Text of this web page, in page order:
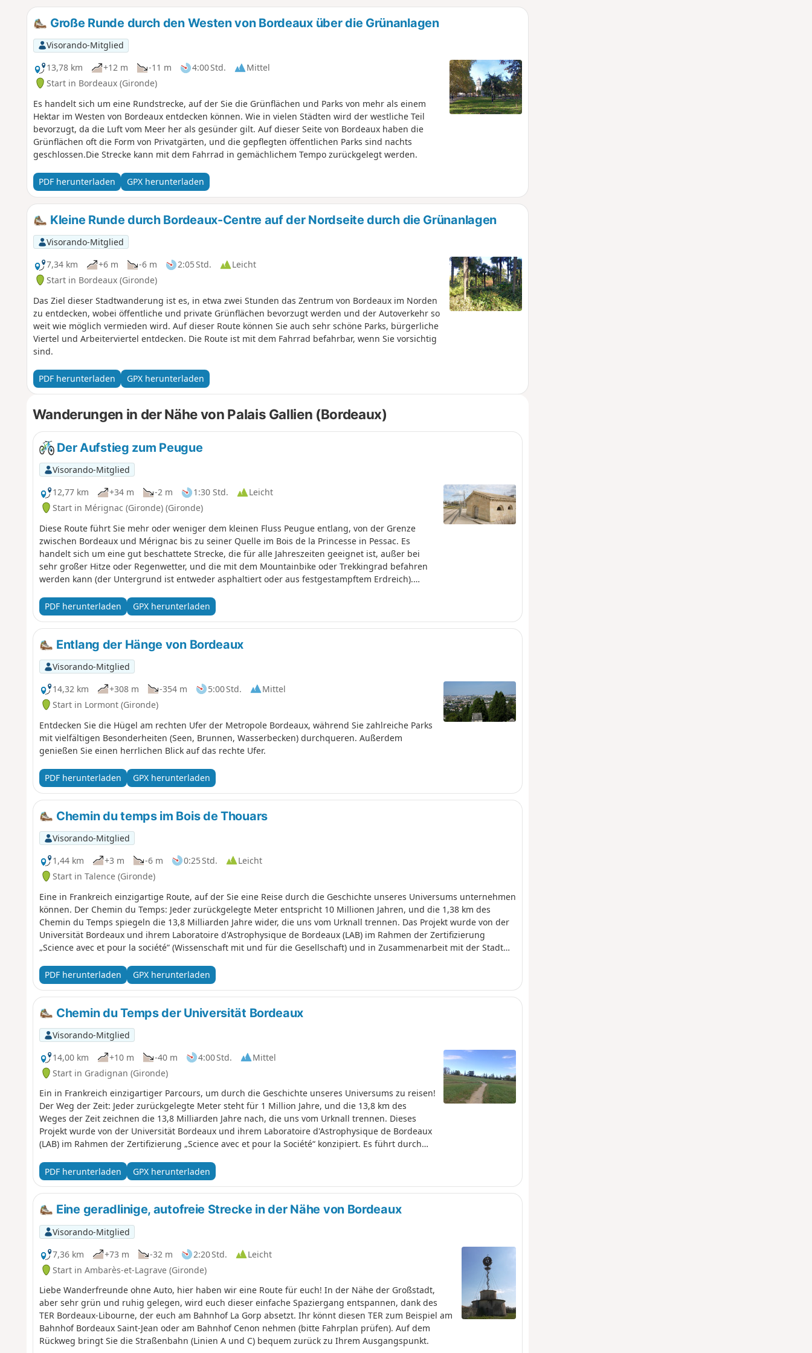
Große Runde durch den Westen von Bordeaux über die Grünanlagen
Visorando-Mitglied
13,78 km
+12 m -11 m 4:00 Std.
Mittel
Start in Bordeaux (Gironde)
Es handelt sich um eine Rundstrecke, auf der Sie die Grünflächen und Parks von mehr als einem
Hektar im Westen von Bordeaux entdecken können. Wie in vielen Städten wird der westliche Teil
bevorzugt, da die Luft vom Meer her als gesünder gilt. Auf dieser Seite von Bordeaux haben die
Grünflächen oft die Form von Privatgärten, und die gepflegten öffentlichen Parks sind nachts
geschlossen.Die Strecke kann mit dem Fahrrad in gemächlichem Tempo zurückgelegt werden.
PDF herunterladen GPX herunterladen
Kleine Runde durch Bordeaux-Centre auf der Nordseite durch die Grünanlagen
Visorando-Mitglied
7,34 km
+6 m -6 m 2:05 Std.
Leicht
Start in Bordeaux (Gironde)
Das Ziel dieser Stadtwanderung ist es, in etwa zwei Stunden das Zentrum von Bordeaux im Norden
zu entdecken, wobei öffentliche und private Grünflächen bevorzugt werden und der Autoverkehr so
weit wie möglich vermieden wird. Auf dieser Route können Sie auch sehr schöne Parks, bürgerliche
Viertel und Arbeiterviertel entdecken. Die Route ist mit dem Fahrrad befahrbar, wenn Sie vorsichtig
sind.
PDF herunterladen GPX herunterladen
Wanderungen in der Nähe von Palais Gallien (Bordeaux)
Der Aufstieg zum Peugue
Visorando-Mitglied
12,77 km
+34 m -2 m 1:30 Std.
Leicht
Start in Mérignac (Gironde) (Gironde)
Diese Route führt Sie mehr oder weniger dem kleinen Fluss Peugue entlang, von der Grenze
zwischen Bordeaux und Mérignac bis zu seiner Quelle im Bois de la Princesse in Pessac. Es
handelt sich um eine gut beschattete Strecke, die für alle Jahreszeiten geeignet ist, außer bei
sehr großer Hitze oder Regenwetter, und die mit dem Mountainbike oder Trekkingrad befahren
werden kann (der Untergrund ist entweder asphaltiert oder aus festgestampftem Erdreich).
PDF herunterladen
GPX herunterladen
Entlang der Hänge von Bordeaux
Visorando-Mitglied
14,32 km
+308 m -354 m 5:00 Std.
Mittel
Start in Lormont (Gironde)
Entdecken Sie die Hügel am rechten Ufer der Metropole Bordeaux, während Sie zahlreiche Parks
mit vielfältigen Besonderheiten (Seen, Brunnen, Wasserbecken) durchqueren. Außerdem
genießen Sie einen herrlichen Blick auf das rechte Ufer.
PDF herunterladen GPX herunterladen
Chemin du temps im Bois de Thouars
Visorando-Mitglied
1,44 km
+3 m -6 m 0:25 Std.
Leicht
Start in Talence (Gironde)
Eine in Frankreich einzigartige Route, auf der Sie eine Reise durch die Geschichte unseres Universums unternehmen
können. Der Chemin du Temps: Jeder zurückgelegte Meter entspricht 10 Millionen Jahren, und die 1,38 km des
Chemin du Temps spiegeln die 13,8 Milliarden Jahre wider, die uns vom Urknall trennen. Das Projekt wurde von der
Universität Bordeaux und ihrem Laboratoire d'Astrophysique de Bordeaux (LAB) im Rahmen der Zertifizierung
„Science avec et pour la société” (Wissenschaft mit und für die Gesellschaft) und in Zusammenarbeit mit der Stadt
PDF herunterladen
GPX herunterladen
Chemin du Temps der Universität Bordeaux
Visorando-Mitglied
14,00 km
+10 m -40 m 4:00 Std.
Mittel
Start in Gradignan (Gironde)
Ein in Frankreich einzigartiger Parcours, um durch die Geschichte unseres Universums zu reisen!
Der Weg der Zeit: Jeder zurückgelegte Meter steht für 1 Million Jahre, und die 13,8 km des
Weges der Zeit zeichnen die 13,8 Milliarden Jahre nach, die uns vom Urknall trennen. Dieses
Projekt wurde von der Universität Bordeaux und ihrem Laboratoire d'Astrophysique de Bordeaux
(LAB) im Rahmen der Zertifizierung „Science avec et pour la Société“ konzipiert. Es führt durch
und der Universität Bordeaux-Montaigne. Diese Route folgt zudem über mehrere Kilometer der
Markierung des GR® Bordeaux Métropole.
PDF herunterladen GPX herunterladen
Eine geradlinige, autofreie Strecke in der Nähe von Bordeaux
Visorando-Mitglied
7,36 km
+73 m -32 m 2:20 Std.
Leicht
Start in Ambarès-et-Lagrave (Gironde)
Liebe Wanderfreunde ohne Auto, hier haben wir eine Route für euch! In der Nähe der Großstadt,
aber sehr grün und ruhig gelegen, wird euch dieser einfache Spaziergang entspannen, dank des
TER Bordeaux-Libourne, der euch am Bahnhof La Gorp absetzt. Ihr könnt diesen TER zum Beispiel am
Bahnhof Bordeaux Saint-Jean oder am Bahnhof Cenon nehmen (bitte Fahrplan prüfen). Auf dem
Rückweg bringt Sie die Straßenbahn (Linien A und C) bequem zurück zu Ihrem Ausgangspunkt.